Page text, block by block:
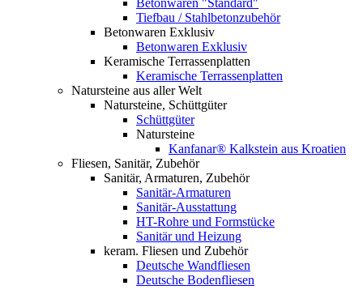
Betonwaren "Standard"
Tiefbau / Stahlbetonzubehör
Betonwaren Exklusiv
Betonwaren Exklusiv
Keramische Terrassenplatten
Keramische Terrassenplatten
Natursteine aus aller Welt
Natursteine, Schüttgüter
Schüttgüter
Natursteine
Kanfanar® Kalkstein aus Kroatien
Fliesen, Sanitär, Zubehör
Sanitär, Armaturen, Zubehör
Sanitär-Armaturen
Sanitär-Ausstattung
HT-Rohre und Formstücke
Sanitär und Heizung
keram. Fliesen und Zubehör
Deutsche Wandfliesen
Deutsche Bodenfliesen